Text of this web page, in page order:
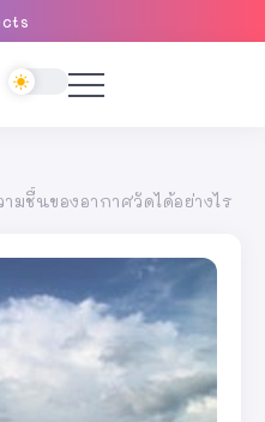
ามชื้นของอากาศวัดได้อย่างไร